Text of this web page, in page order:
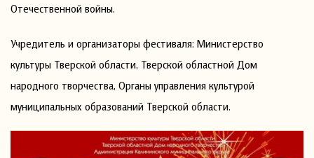
Отечественной войны.
Учредитель и организаторы фестиваля: Министерство
культуры Тверской области, Тверской областной Дом
народного творчества, Органы управления культурой
муниципальных образований Тверской области.